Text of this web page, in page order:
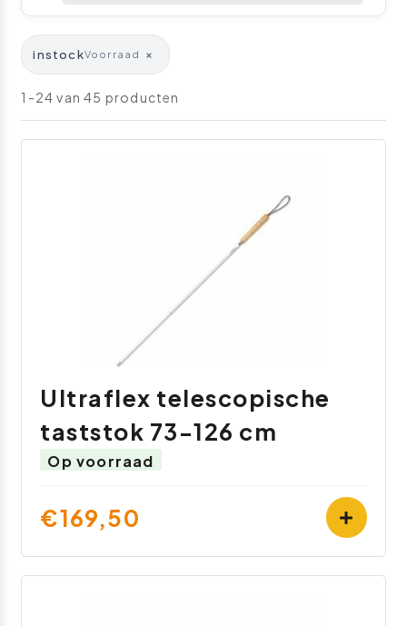
instockVoorraad ×
1-24 van 45 producten
Ultraflex telescopische
taststok 73-126 cm
Op voorraad
€169,50